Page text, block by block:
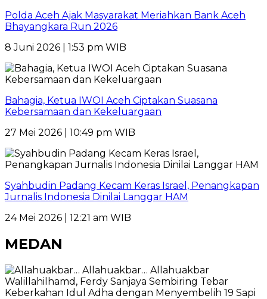
Polda Aceh Ajak Masyarakat Meriahkan Bank Aceh
Bhayangkara Run 2026
8 Juni 2026 | 1:53 pm WIB
Bahagia, Ketua IWOI Aceh Ciptakan Suasana
Kebersamaan dan Kekeluargaan
27 Mei 2026 | 10:49 pm WIB
Syahbudin Padang Kecam Keras Israel, Penangkapan
Jurnalis Indonesia Dinilai Langgar HAM
24 Mei 2026 | 12:21 am WIB
MEDAN